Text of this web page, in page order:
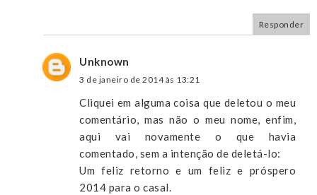
Responder
Unknown
3 de janeiro de 2014 às 13:21
Cliquei em alguma coisa que deletou o meu
comentário, mas não o meu nome, enfim,
aqui vai novamente o que havia
comentado, sem a intenção de deletá-lo:
Um feliz retorno e um feliz e próspero
2014 para o casal.